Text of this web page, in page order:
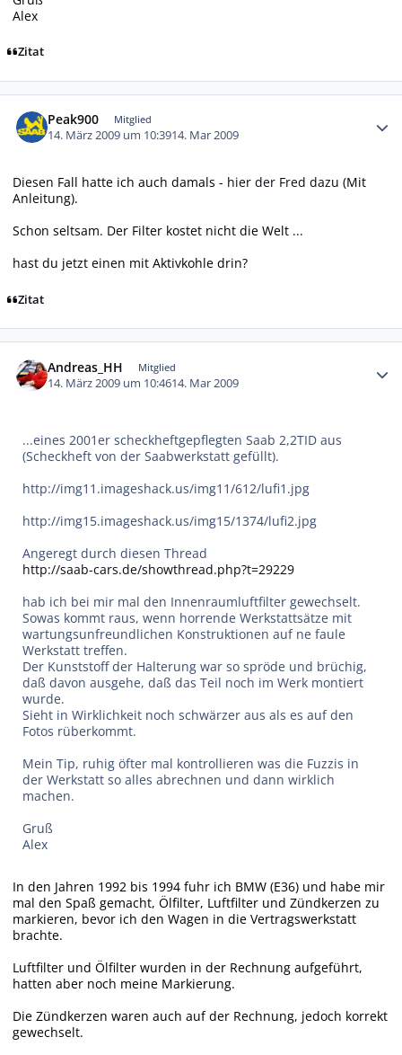
Alex
Zitat
Peak900 Mitglied
14. März 2009 um 10:3914. Mar 2009
Diesen Fall hatte ich auch damals - hier der Fred dazu (Mit
Anleitung).
Schon seltsam. Der Filter kostet nicht die Welt ...
hast du jetzt einen mit Aktivkohle drin?
Zitat
Andreas_HH Mitglied
14. März 2009 um 10:4614. Mar 2009
...eines 2001er scheckheftgepflegten Saab 2,2TID aus
(Scheckheft von der Saabwerkstatt gefüllt).
http://img11.imageshack.us/img11/612/lufi1.jpg
http://img15.imageshack.us/img15/1374/lufi2.jpg
Angeregt durch diesen Thread
http://saab-cars.de/showthread.php?t=29229
hab ich bei mir mal den Innenraumluftfilter gewechselt.
Sowas kommt raus, wenn horrende Werkstattsätze mit
wartungsunfreundlichen Konstruktionen auf ne faule
Werkstatt treffen.
Der Kunststoff der Halterung war so spröde und brüchig,
daß davon ausgehe, daß das Teil noch im Werk montiert
wurde.
Sieht in Wirklichkeit noch schwärzer aus als es auf den
Fotos rüberkommt.
Mein Tip, ruhig öfter mal kontrollieren was die Fuzzis in
der Werkstatt so alles abrechnen und dann wirklich
machen.
Gruß
Alex
In den Jahren 1992 bis 1994 fuhr ich BMW (E36) und habe mir
mal den Spaß gemacht, Ölfilter, Luftfilter und Zündkerzen zu
markieren, bevor ich den Wagen in die Vertragswerkstatt
brachte.
Luftfilter und Ölfilter wurden in der Rechnung aufgeführt,
hatten aber noch meine Markierung.
Die Zündkerzen waren auch auf der Rechnung, jedoch korrekt
gewechselt.